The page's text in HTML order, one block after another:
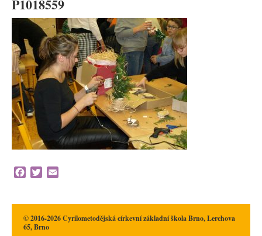
P1018559
Facebook
Twitter
© 2016-2026 Cyrilometodějská církevní základní škola Brno, Lerchova
65, Brno